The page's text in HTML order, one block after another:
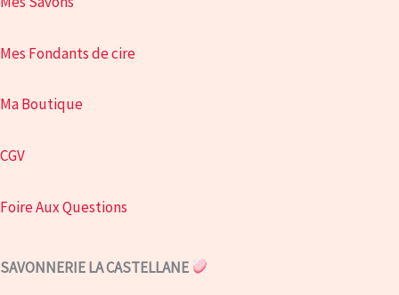
Mes Fondants de cire
Ma Boutique
CGV
Foire Aux Questions
SAVONNERIE LA CASTELLANE